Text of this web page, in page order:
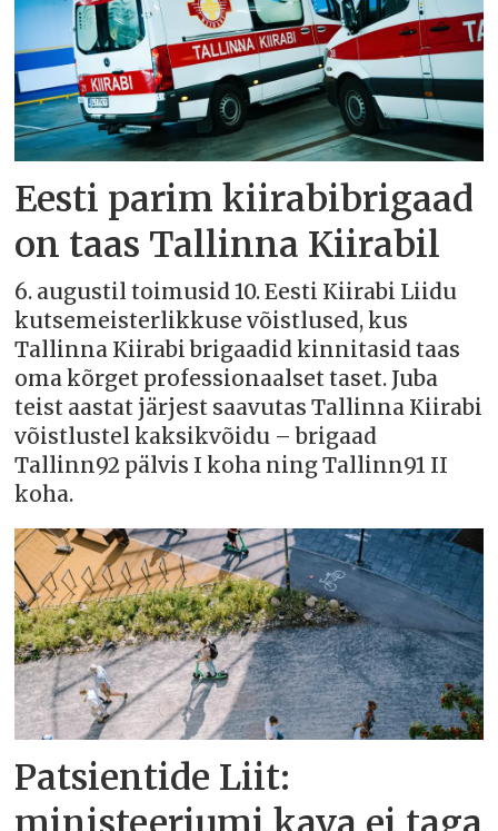
Eesti parim kiirabibrigaad
on taas Tallinna Kiirabil
6. augustil toimusid 10. Eesti Kiirabi Liidu
kutsemeisterlikkuse võistlused, kus
Tallinna Kiirabi brigaadid kinnitasid taas
oma kõrget professionaalset taset. Juba
teist aastat järjest saavutas Tallinna Kiirabi
võistlustel kaksikvõidu – brigaad
Tallinn92 pälvis I koha ning Tallinn91 II
koha.
Patsientide Liit: